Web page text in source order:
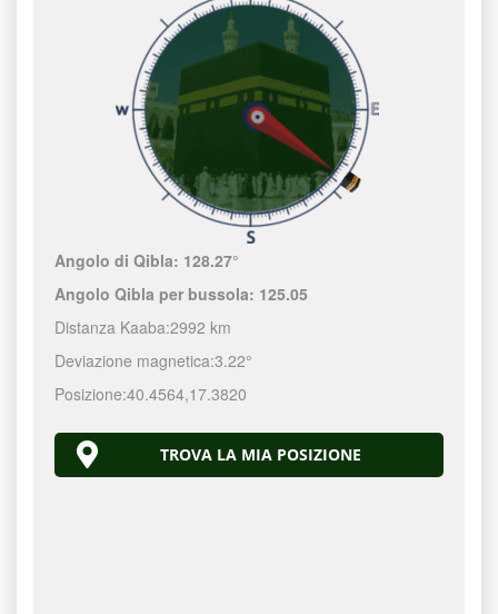
Angolo di Qibla: 128.27°
Angolo Qibla per bussola: 125.05
Distanza Kaaba:2992 km
Deviazione magnetica:3.22°
Posizione:40.4564,17.3820
TROVA LA MIA POSIZIONE